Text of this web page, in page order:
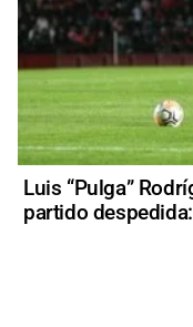
Luis “Pulga”
partido